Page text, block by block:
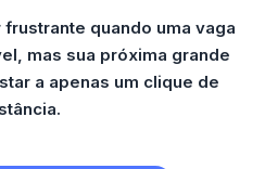
quando uma vaga
mas sua próxima grande
a apenas um clique de